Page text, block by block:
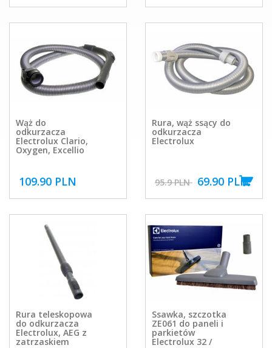
Wąż do
odkurzacza
Electrolux Clario,
Oxygen, Excellio
109.90 PLN
Rura, wąż ssący do
odkurzacza
Electrolux
95.9 PLN 69.90 PLN
Rura teleskopowa
do odkurzacza
Electrolux, AEG z
zatrzaskiem
Ssawka, szczotka
ZE061 do paneli i
parkietów
Electrolux 32 /